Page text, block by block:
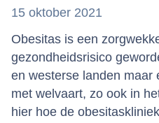
15 oktober 2021
Obesitas is een
gezondheidsrisico
en westerse landen maar
met welvaart, zo ook in
hier hoe de